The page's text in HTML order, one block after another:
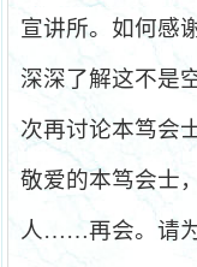
宣讲所。如何感
深深了解这不是
次再讨论本笃会
敬爱的本笃会士
人……再会。请为